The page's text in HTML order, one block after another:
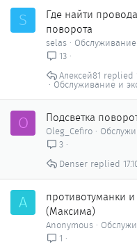
S
Где найти
поворота
selas
13
Обслуживание и
Алексей81
O Подсветка
Oleg_Cefiro
3
Denser
A
противотуманки
(Максима)
Anonymous
1